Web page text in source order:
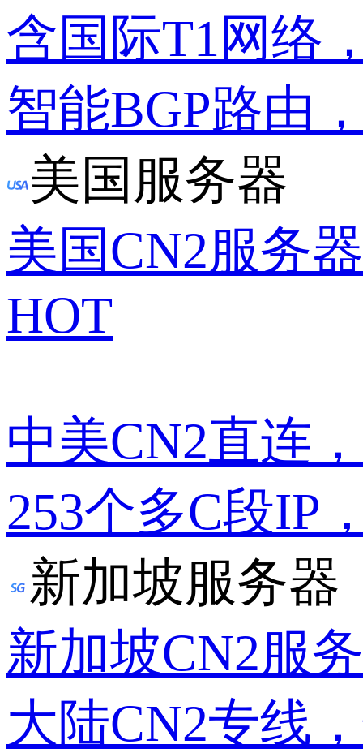
含国际T1网络
智能BGP路由
美国服务器
美国CN2服务器
HOT
中美CN2直连
253个多C段IP
新加坡服务器
新加坡CN2服
大陆CN2专线